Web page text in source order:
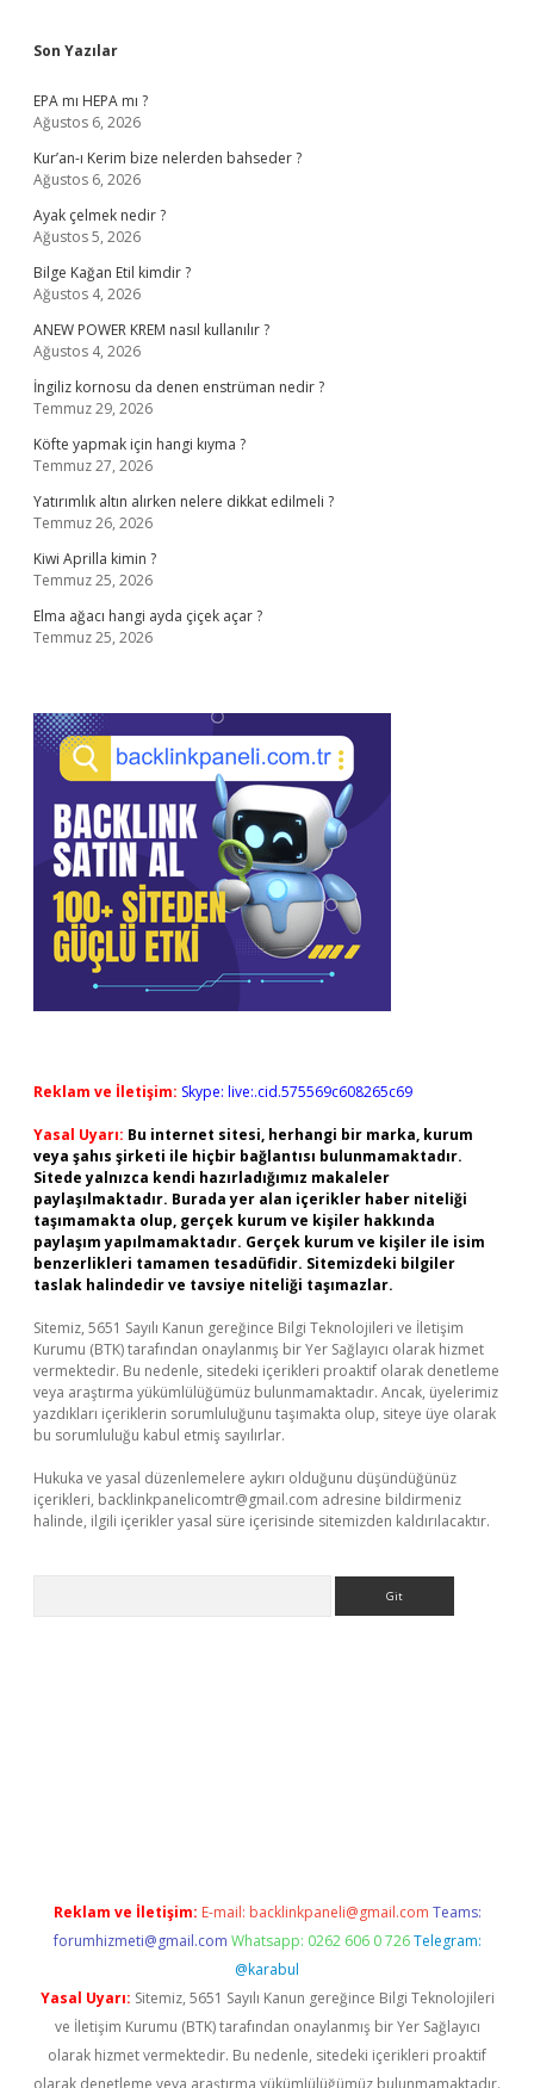
Sidebar
Son Yazılar
EPA mı HEPA mı ?
Ağustos 6, 2026
Kur’an-ı Kerim bize nelerden bahseder ?
Ağustos 6, 2026
Ayak çelmek nedir ?
Ağustos 5, 2026
Bilge Kağan Etil kimdir ?
Ağustos 4, 2026
ANEW POWER KREM nasıl kullanılır ?
Ağustos 4, 2026
İngiliz kornosu da denen enstrüman nedir ?
Temmuz 29, 2026
Köfte yapmak için hangi kıyma ?
Temmuz 27, 2026
Yatırımlık altın alırken nelere dikkat edilmeli ?
Temmuz 26, 2026
Kiwi Aprilla kimin ?
Temmuz 25, 2026
Elma ağacı hangi ayda çiçek açar ?
Temmuz 25, 2026
Reklam ve İletişim: Skype: live:.cid.575569c608265c69
Yasal Uyarı: Bu internet sitesi, herhangi bir marka, kurum
veya şahıs şirketi ile hiçbir bağlantısı bulunmamaktadır.
Sitede yalnızca kendi hazırladığımız makaleler
paylaşılmaktadır. Burada yer alan içerikler haber niteliği
taşımamakta olup, gerçek kurum ve kişiler hakkında
paylaşım yapılmamaktadır. Gerçek kurum ve kişiler ile isim
benzerlikleri tamamen tesadüfidir. Sitemizdeki bilgiler
taslak halindedir ve tavsiye niteliği taşımazlar.
Sitemiz, 5651 Sayılı Kanun gereğince Bilgi Teknolojileri ve İletişim
Kurumu (BTK) tarafından onaylanmış bir Yer Sağlayıcı olarak hizmet
vermektedir. Bu nedenle, sitedeki içerikleri proaktif olarak denetleme
veya araştırma yükümlülüğümüz bulunmamaktadır. Ancak, üyelerimiz
yazdıkları içeriklerin sorumluluğunu taşımakta olup, siteye üye olarak
bu sorumluluğu kabul etmiş sayılırlar.
Hukuka ve yasal düzenlemelere aykırı olduğunu düşündüğünüz
içerikleri, backlinkpanelicomtr@gmail.com adresine bildirmeniz
halinde, ilgili içerikler yasal süre içerisinde sitemizden kaldırılacaktır.
Reklam ve İletişim: E-mail: backlinkpaneli@gmail.com Teams:
forumhizmeti@gmail.com Whatsapp: 0262 606 0 726 Telegram:
@karabul
Yasal Uyarı: Sitemiz, 5651 Sayılı Kanun gereğince Bilgi Teknolojileri
ve İletişim Kurumu (BTK) tarafından onaylanmış bir Yer Sağlayıcı
olarak hizmet vermektedir. Bu nedenle, sitedeki içerikleri proaktif
olarak denetleme veya araştırma yükümlülüğümüz bulunmamaktadır.